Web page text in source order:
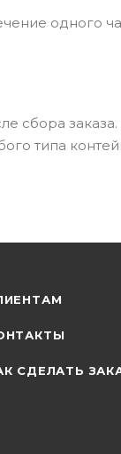
одного
сбора
типа
СДЕЛАТЬ